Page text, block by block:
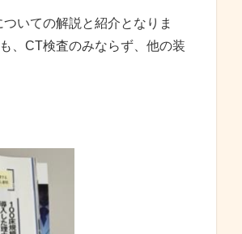
いての解説と紹介となりま
、CT検査のみならず、他の装